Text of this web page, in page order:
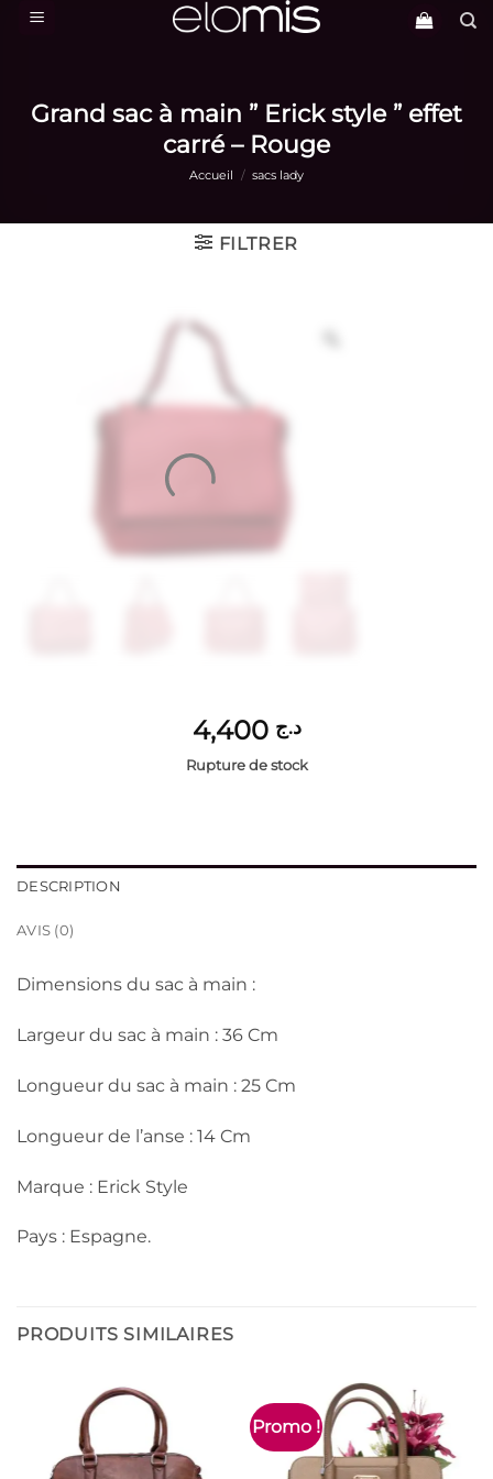
Passer
Grand sac à main ” Erick style ” effet
carré – Rouge
Accueil / sacs lady
FILTRER
د.ج 4,400
Rupture de stock
DESCRIPTION
AVIS (0)
Dimensions du sac à main :
Largeur du sac à main : 36 Cm
Longueur du sac à main : 25 Cm
Longueur de l’anse : 14 Cm
Marque : Erick Style
Pays : Espagne.
PRODUITS SIMILAIRES
Promo !